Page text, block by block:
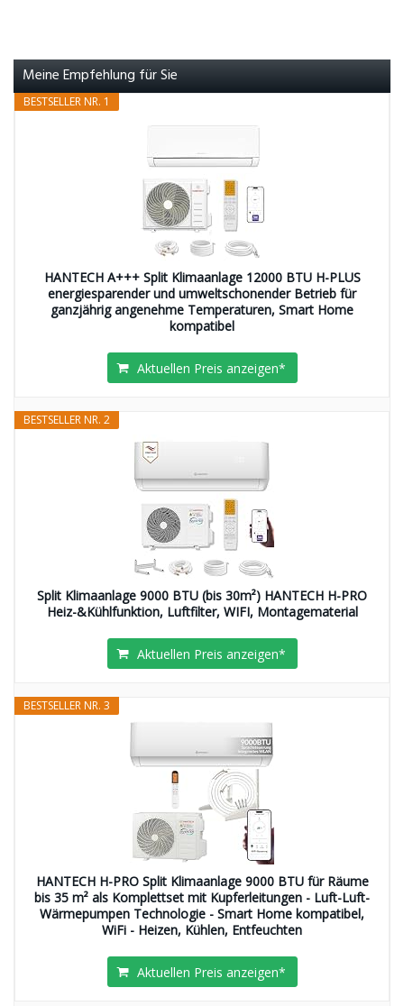
Meine Empfehlung für Sie
BESTSELLER NR. 1
HANTECH A+++ Split Klimaanlage 12000 BTU H-PLUS
energiesparender und umweltschonender Betrieb für
ganzjährig angenehme Temperaturen, Smart Home
kompatibel
Aktuellen Preis anzeigen*
BESTSELLER NR. 2
Split Klimaanlage 9000 BTU (bis 30m²) HANTECH H-PRO
Heiz-&Kühlfunktion, Luftfilter, WIFI, Montagematerial
Aktuellen Preis anzeigen*
BESTSELLER NR. 3
HANTECH H-PRO Split Klimaanlage 9000 BTU für Räume
bis 35 m² als Komplettset mit Kupferleitungen - Luft-Luft-
Wärmepumpen Technologie - Smart Home kompatibel,
WiFi - Heizen, Kühlen, Entfeuchten
Aktuellen Preis anzeigen*